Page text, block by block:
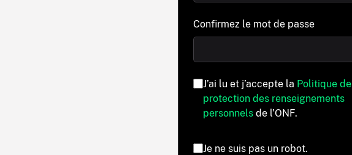
Confirmez le mot de passe
J’ai lu et j’accepte la Politique de
protection des renseignements
personnelsde l’ONF.
Je ne suis pas un robot.